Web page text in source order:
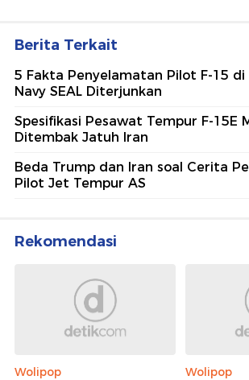
Berita Terkait
5 Fakta Penyelamatan Pilot F-15 di
Navy SEAL Diterjunkan
Spesifikasi Pesawat Tempur F-15E
Ditembak Jatuh Iran
Beda Trump dan Iran soal Cerita
Pilot Jet Tempur AS
Rekomendasi
Wolipop
Wolipop